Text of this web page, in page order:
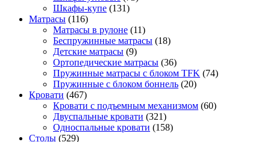
Шкафы-купе (131)
Матрасы (116)
Матрасы в рулоне (11)
Беспружинные матрасы (18)
Детские матрасы (9)
Ортопедические матрасы (36)
Пружинные матрасы с блоком TFK (74)
Пружинные с блоком боннель (20)
Кровати (467)
Кровати с подъемным механизмом (60)
Двуспальные кровати (321)
Односпальные кровати (158)
Столы (529)